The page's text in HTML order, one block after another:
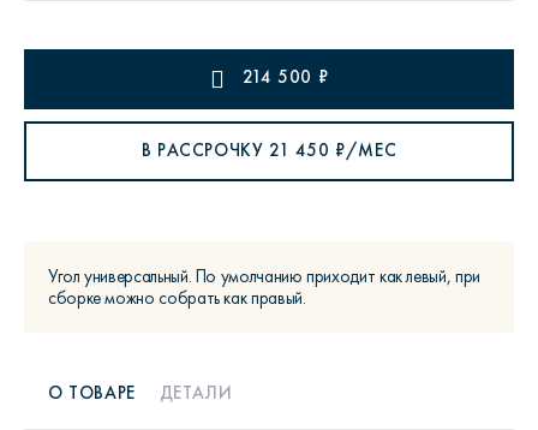
214 500 ₽
В РАССРОЧКУ 21 450 ₽/МЕС
Угол универсальный. По умолчанию приходит как левый, при
сборке можно собрать как правый.
О ТОВАРЕ ДЕТАЛИ